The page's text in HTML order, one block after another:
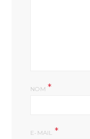
NOM *
E-MAIL *